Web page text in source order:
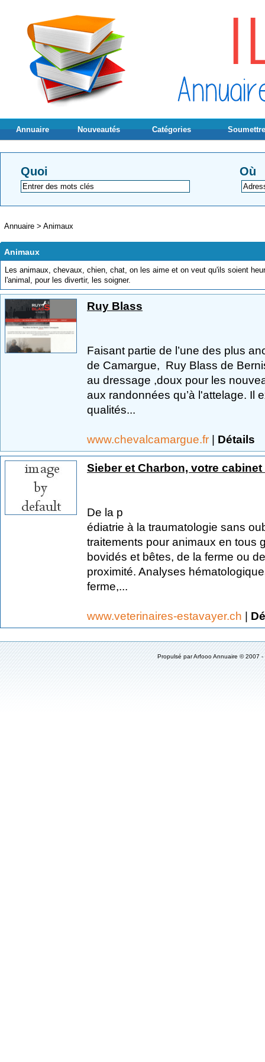
Annuaire Nouveautés Catégories
Quoi Où
Annuaire > Animaux
Animaux
Les animaux, chevaux, chien, chat, on les aime et on veut qu'ils soient
l'animal, pour les divertir, les soigner.
Ruy Blass
Faisant partie de l’une des plus
de Camargue, Ruy Blass de
au dressage ,doux pour les
aux randonnées qu’à l'attelage. Il
qualités...
www.chevalcamargue.fr | Détails
Sieber et Charbon, votre
De la p
édiatrie à la traumatologie sans
traitements pour animaux en tous
bovidés et bêtes, de la ferme ou
proximité. Analyses
ferme,...
www.veterinaires-estavayer.ch |
Propulsé parArfooo Annuaire © 2007